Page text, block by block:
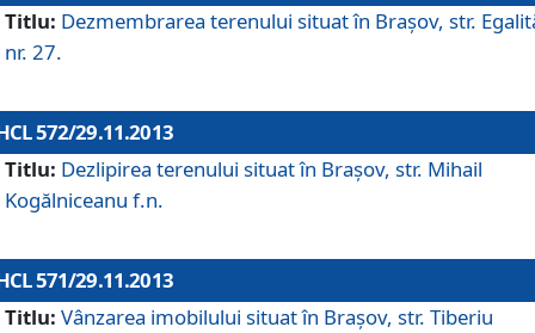
Titlu: Dezmembrarea terenului situat în Braşov, str.
nr. 27.
572/29.11.2013
Titlu: Dezlipirea terenului situat în Braşov, str. Mihail
Kogălniceanu f.n.
571/29.11.2013
Titlu: Vânzarea imobilului situat în Braşov, str. Tiberiu